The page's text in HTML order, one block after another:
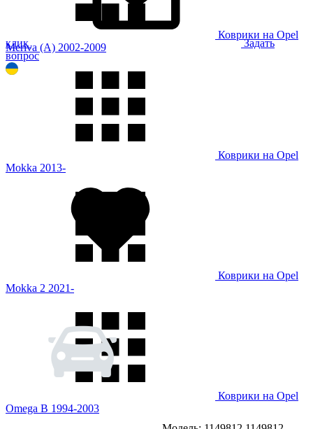
Коврики на Opel
Meriva (A) 2002-2009
Коврики на Opel
Mokka 2013-
Коврики на Opel
Mokka 2 2021-
Коврики на Opel
Omega B 1994-2003
клик
Задать
вопрос